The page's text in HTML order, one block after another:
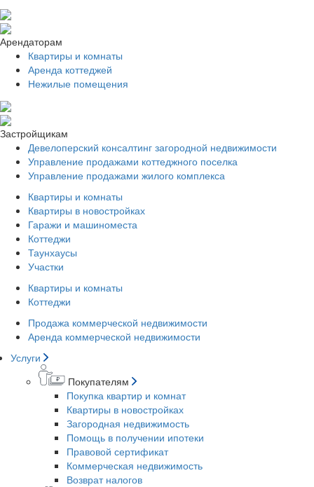
Арендаторам
Квартиры и комнаты
Аренда коттеджей
Нежилые помещения
Застройщикам
Девелоперский консалтинг загородной недвижимости
Управление продажами коттеджного поселка
Управление продажами жилого комплекса
Квартиры и комнаты
Квартиры в новостройках
Гаражи и машиноместа
Коттеджи
Таунхаусы
Участки
Квартиры и комнаты
Коттеджи
Продажа коммерческой недвижимости
Аренда коммерческой недвижимости
Услуги
Покупателям
Покупка квартир и комнат
Квартиры в новостройках
Загородная недвижимость
Помощь в получении ипотеки
Правовой сертификат
Коммерческая недвижимость
Возврат налогов